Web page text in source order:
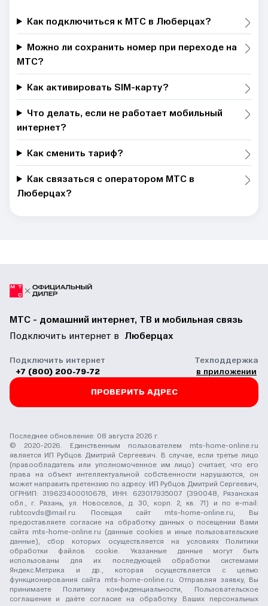
Как подключиться к МТС в Люберцах?
Можно ли сохранить номер при переходе на
МТС?
Как активировать SIM-карту?
Что делать, если не работает мобильный
интернет?
Как сменить тариф?
Как связаться с оператором МТС в
Люберцах?
МТС - домашний интернет, ТВ и мобильная связь
Подключить интернет в Люберцах
Подключить интернет
+7 (800) 200-79-72
Техподдержка
в приложении
ПРОВЕРИТЬ АДРЕС
Последнее обновление: 08 августа 2026 г.
© 2020-2026. Единственным пользователем mts-home-online.ru
является ИП Рубцов Дмитрий Сергеевич. В случае, если третье лицо
(правообладатель или уполномоченное им лицо) считает, что его
права на объект интеллектуальной собственности нарушаются, он
может направить претензию по адресу: ИП Рубцов Дмитрий Сергеевич,
ОГРНИП: 319623400010678, ИНН: 623017935007 (390048, Рязанская
обл., г. Рязань, ул. Новоселов, д. 30, корп. 2, кв. 71) и по e-mail:
rubtcovds@mail.ru. Посещая сайт mts-home-online.ru, Вы
предоставляете согласие на обработку данных о посещении Вами
сайта mts-home-online.ru (данные cookies и иные пользовательские
данные), сбор которых осуществляется на условиях Политики
обработки файлов cookie. Указанные данные могут быть
использованы для их последующей обработки системами
Яндекс.Метрика и др., которая осуществляется с целью
функционирования сайта mts-home-online.ru. Отправляя заявку, Вы
принимаете Политику конфиденциальности, Пользовательское
соглашение и даёте согласие на обработку Ваших персональных